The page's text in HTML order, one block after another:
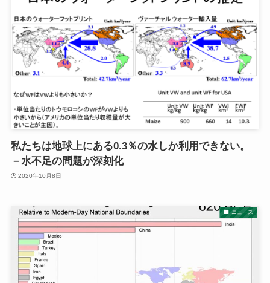
私たちは地球上にある0.3％の水しか利用できない。
－水不足の問題が深刻化
2020年10月8日
ニュース